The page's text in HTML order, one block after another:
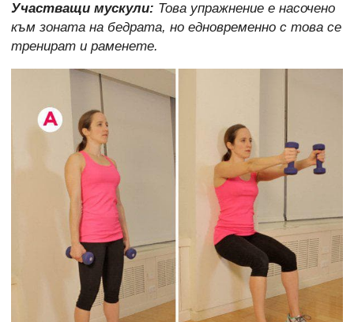
Участващи мускули: Това упражнение е насочено
към зоната на бедрата, но едновременно с това се
тренират и раменете.